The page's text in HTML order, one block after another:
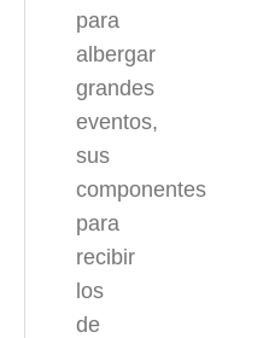
para
albergar
grandes
eventos,
sus
componentes
para
recibir
los
de